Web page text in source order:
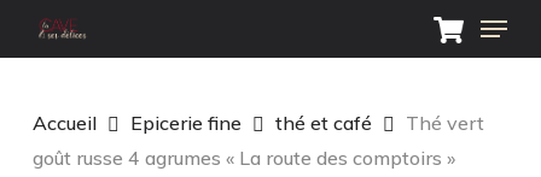
main
Menu
Accueil Epicerie fine thé et café
Thé vert
goût russe 4 agrumes « La route des comptoirs »